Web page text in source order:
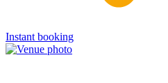
Instant booking